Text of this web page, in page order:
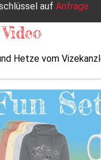
auf Anfrage
Hetze vom